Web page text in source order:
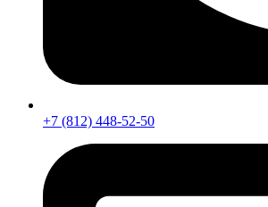
+7 (812) 448-52-50